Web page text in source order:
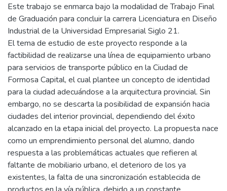
Este trabajo se enmarca bajo la modalidad de Trabajo Final
de Graduación para concluir la carrera Licenciatura en Diseño
Industrial de la Universidad Empresarial Siglo 21.
El tema de estudio de este proyecto responde a la
factibilidad de realizarse una línea de equipamiento urbano
para servicios de transporte público en la Ciudad de
Formosa Capital, el cual plantee un concepto de identidad
para la ciudad adecuándose a la arquitectura provincial. Sin
embargo, no se descarta la posibilidad de expansión hacia
ciudades del interior provincial, dependiendo del éxito
alcanzado en la etapa inicial del proyecto. La propuesta nace
como un emprendimiento personal del alumno, dando
respuesta a las problemáticas actuales que refieren al
faltante de mobiliario urbano, el deterioro de los ya
existentes, la falta de una sincronización establecida de